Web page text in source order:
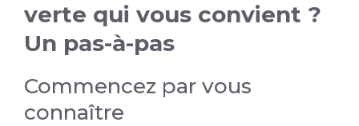
verte qui vous convient ?
Un pas-à-pas
Commencez par vous
connaître